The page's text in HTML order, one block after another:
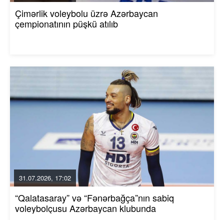
Çimərlik voleybolu üzrə Azərbaycan
çempionatının püşkü atılıb
31.07.2026, 17:02
“Qalatasaray” və “Fənərbağça”nın sabiq
voleybolçusu Azərbaycan klubunda